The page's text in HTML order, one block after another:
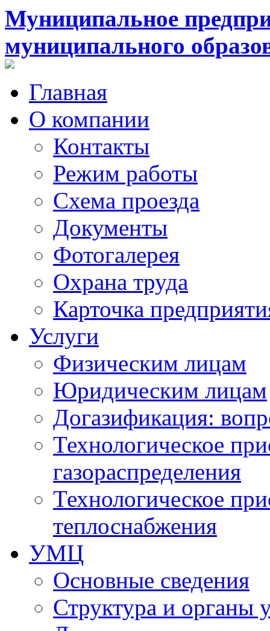
Муниципальное
муниципального
Главная
О компании
Контакты
Режим работы
Схема проезда
Документы
Фотогалерея
Охрана труда
Карточка
Услуги
Физическим лицам
Юридическим лицам
Догазификация:
Технологическое
газораспределения
Технологическое
теплоснабжения
УМЦ
Основные сведения
Структура и органы